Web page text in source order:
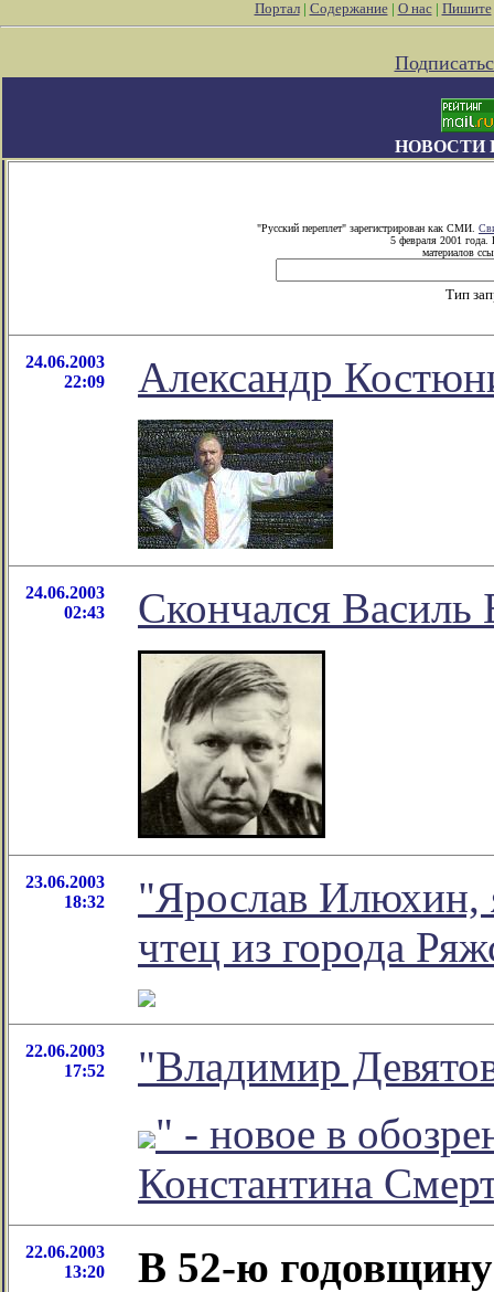
Портал| Содержание| О нас| Пишите
НОВОСТИ
"Русский переплет" зарегистрирован как СМИ.
5 февраля 2001 года.
материалов
Тип
24.06.2003
22:09
Александр
24.06.2003
02:43
Скончался Василь
23.06.2003
18:32
"Ярослав
чтец из города
22.06.2003
17:52
"Владимир
" - новое в
Константина
22.06.2003
13:20
В 52-ю